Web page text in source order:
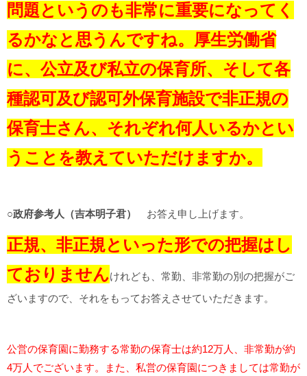
問題というのも非常に重要になってく
るかなと思うんですね。厚生労働省
に、公立及び私立の保育所、そして各
種認可及び認可外保育施設で非正規の
保育士さん、それぞれ何人いるかとい
うことを教えていただけますか。
○政府参考人（吉本明子君） お答え申し上げます。
正規、非正規といった形での把握はし
ておりませんけれども、常勤、非常勤の別の把握がご
ざいますので、それをもってお答えさせていただきます。
公営の保育園に勤務する常勤の保育士は約12万人、非常勤が約
4万人でございます。また、私営の保育園につきましては常勤が